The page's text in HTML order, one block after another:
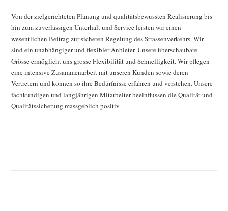
Von der zielgerichteten Planung und qualitätsbewussten Realisierung bis
hin zum zuverlässigen Unterhalt und Service leisten wir einen
wesentlichen Beitrag zur sicheren Regelung des Strassenverkehrs. Wir
sind ein unabhängiger und flexibler Anbieter. Unsere überschaubare
Grösse ermöglicht uns grosse Flexibilität und Schnelligkeit. Wir pflegen
eine intensive Zusammenarbeit mit unseren Kunden sowie deren
Vertretern und können so ihre Bedürfnisse erfahren und verstehen. Unsere
fachkundigen und langjährigen Mitarbeiter beeinflussen die Qualität und
Qualitätssicherung massgeblich positiv.